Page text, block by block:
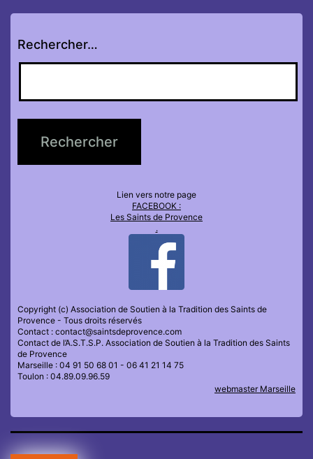
Rechercher…
Lien vers notre page
FACEBOOK :
Les Saints de Provence
.
Copyright (c) Association de Soutien à la Tradition des Saints de
Provence - Tous droits réservés
Contact : contact@saintsdeprovence.com
Contact de l’A.S.T.S.P. Association de Soutien à la Tradition des Saints
de Provence
Marseille : 04 91 50 68 01 - 06 41 21 14 75
Toulon : 04.89.09.96.59
webmaster Marseille